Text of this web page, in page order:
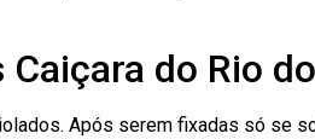
do Rio
Após serem fixadas só se